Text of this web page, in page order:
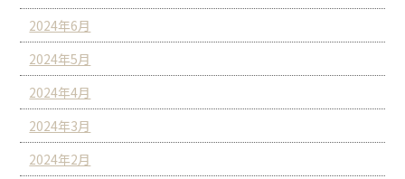
2024年6月
2024年5月
2024年4月
2024年3月
2024年2月